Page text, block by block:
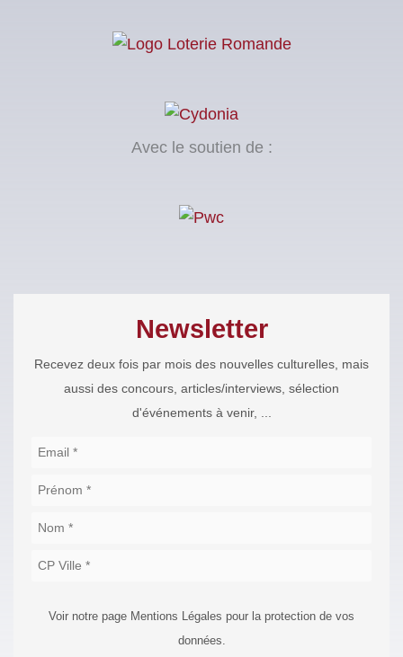
Avec le soutien de :
Newsletter
Recevez deux fois par mois des nouvelles culturelles, mais
aussi des concours, articles/interviews, sélection
d'événements à venir, ...
Voir notre page Mentions Légales pour la protection de vos
données.